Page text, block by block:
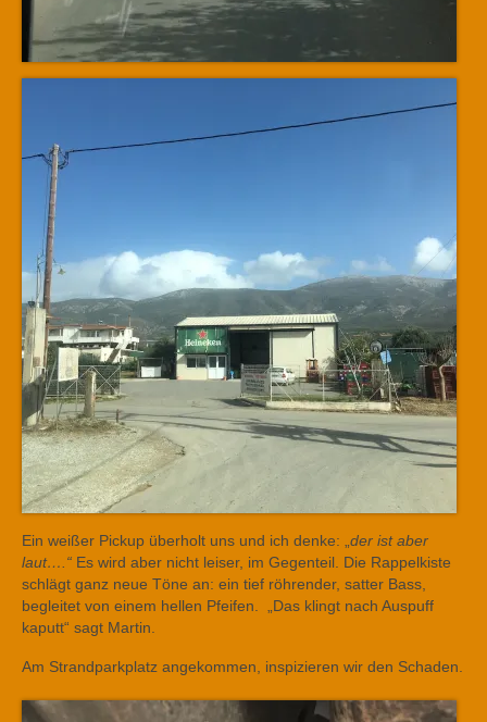
Ein weißer Pickup überholt uns und ich denke: „ der ist aber
laut….“ Es wird aber nicht leiser, im Gegenteil. Die Rappelkiste
schlägt ganz neue Töne an: ein tief röhrender, satter Bass,
begleitet von einem hellen Pfeifen. „Das klingt nach Auspuff
kaputt“ sagt Martin.
Am Strandparkplatz angekommen, inspizieren wir den Schaden.